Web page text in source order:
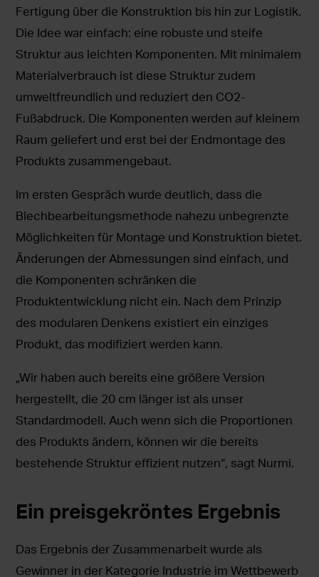
Fertigung über die Konstruktion bis hin zur Logistik.
Die Idee war einfach: eine robuste und steife
Struktur aus leichten Komponenten. Mit minimalem
Materialverbrauch ist diese Struktur zudem
umweltfreundlich und reduziert den CO2-
Fußabdruck. Die Komponenten werden auf kleinem
Raum geliefert und erst bei der Endmontage des
Produkts zusammengebaut.
Im ersten Gespräch wurde deutlich, dass die
Blechbearbeitungsmethode nahezu unbegrenzte
Möglichkeiten für Montage und Konstruktion bietet.
Änderungen der Abmessungen sind einfach, und
die Komponenten schränken die
Produktentwicklung nicht ein. Nach dem Prinzip
des modularen Denkens existiert ein einziges
Produkt, das modifiziert werden kann.
„Wir haben auch bereits eine größere Version
hergestellt, die 20 cm länger ist als unser
Standardmodell. Auch wenn sich die Proportionen
des Produkts ändern, können wir die bereits
bestehende Struktur effizient nutzen“, sagt Nurmi.
Ein preisgekröntes Ergebnis
Das Ergebnis der Zusammenarbeit wurde als
Gewinner in der Kategorie Industrie im Wettbewerb